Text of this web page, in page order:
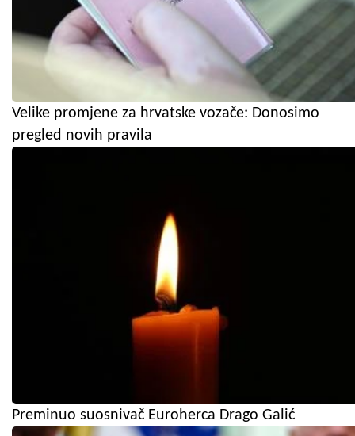
Velike promjene za hrvatske vozače: Donosimo
pregled novih pravila
Preminuo suosnivač Euroherca Drago Galić